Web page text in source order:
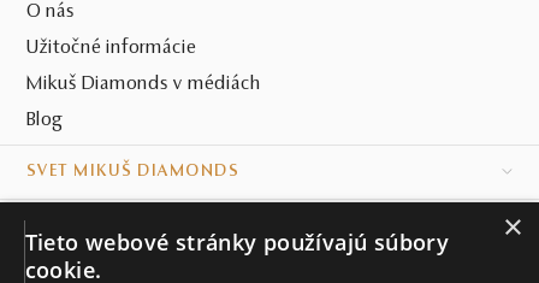
O nás
Užitočné informácie
Mikuš Diamonds v médiách
Blog
SVET MIKUŠ DIAMONDS
KONTAKT
×
Tieto webové stránky používajú súbory
cookie.